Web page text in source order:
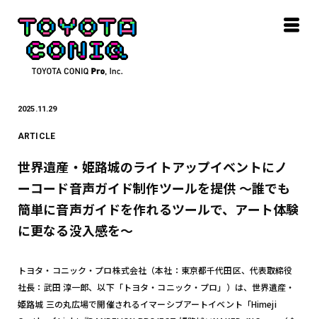
2025.11.29
ARTICLE
世界遺産・姫路城のライトアップイベントにノ
ーコード音声ガイド制作ツールを提供 〜誰でも
簡単に音声ガイドを作れるツールで、アート体験
に更なる没入感を～
トヨタ・コニック・プロ株式会社（本社：東京都千代田区、代表取締役
社長：武田 淳一郎、以下「トヨタ・コニック・プロ」）は、世界遺産・
姫路城 三の丸広場で開催されるイマーシブアートイベント「Himeji